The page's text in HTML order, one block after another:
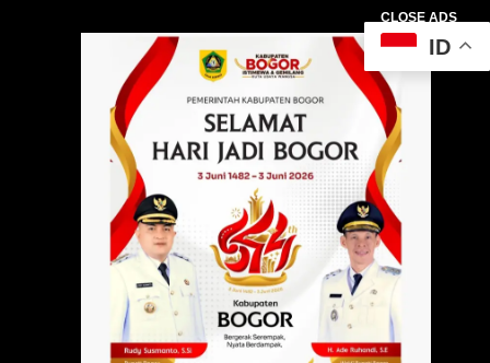
CLOSE ADS
ID